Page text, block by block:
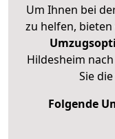
Um Ihnen bei
zu helfen,
Hildesheim
Sie
Folgende